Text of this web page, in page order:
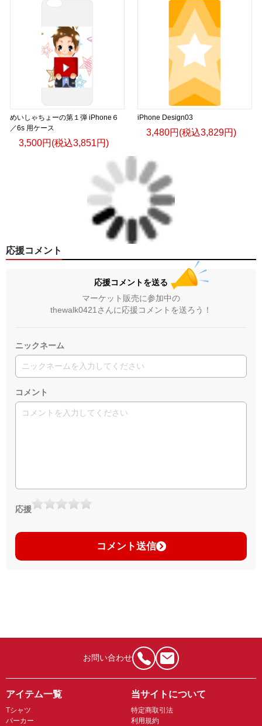
めいしゃちょーの第１弾 iPhone６
／6s 用ケース
3,500円(税込3,851円)
iPhone Design03
3,480円(税込3,829円)
応援コメント
応援コメントを送る
マーケット販売に参加中の
thewalk0421さんに応援コメントを送ろう！
ニックネーム
コメント
応援
コメント送信
お問い合わせ
アイテム一覧
Tシャツ
パーカー
当サイトについて
特定商取引法
利用規約